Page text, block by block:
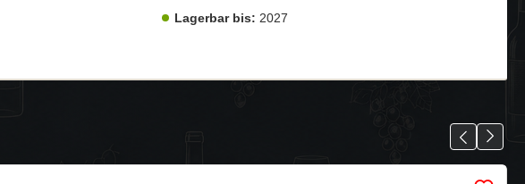
Lagerbar bis: 2027